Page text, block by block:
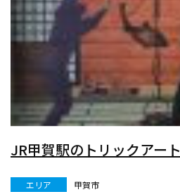
JR甲賀駅のトリックアート
エリア
甲賀市